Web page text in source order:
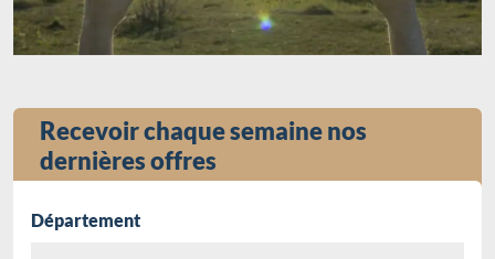
Recevoir chaque semaine nos
dernières offres
Département